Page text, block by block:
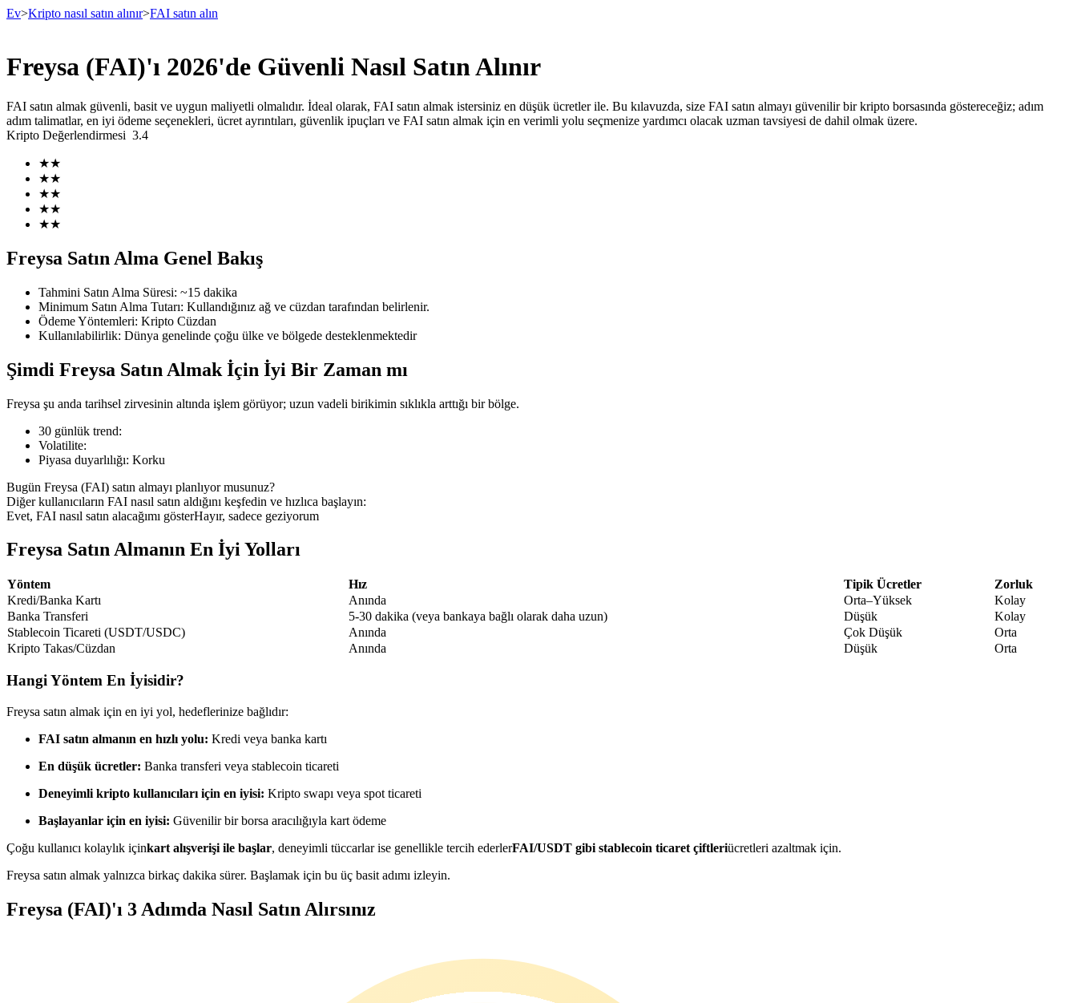
Vadeli İşlemler
Teminat olarak USDT kullanan vadeli işlemler
COIN-M Vadeli İşlemleri
Kripto Para Vadeli İşlemleri
TradFi
Hisse senetleri, döviz, değerli metaller ve emtia türevleri
USDC Vadeli İşlemleri
USDC'yi teminat olarak kullanan vadeli işlemler
Kopya Ticaret
Ev>Kripto nasıl satın alınır>FAI satın alın
Freysa (FAI)'ı 2026'de Güvenli Nasıl Satın Alınır
FAI satın almak güvenli, basit ve uygun maliyetli olmalıdır. İdeal olarak, FAI satın almak istersiniz en düşük ücretler ile. Bu kılavuzda, size FAI satın almayı güvenilir bir kripto borsasında göstereceğiz; adım
adım talimatlar, en iyi ödeme seçenekleri, ücret ayrıntıları, güvenlik ipuçları ve FAI satın almak için en verimli yolu seçmenize yardımcı olacak uzman tavsiyesi de dahil olmak üzere.
Kripto Değerlendirmesi 3.4
★★
★★
★★
★★
★★
Freysa Satın Alma Genel Bakış
Tahmini Satın Alma Süresi: ~15 dakika
Minimum Satın Alma Tutarı: Kullandığınız ağ ve cüzdan tarafından belirlenir.
Ödeme Yöntemleri: Kripto Cüzdan
Kullanılabilirlik: Dünya genelinde çoğu ülke ve bölgede desteklenmektedir
Şimdi Freysa Satın Almak İçin İyi Bir Zaman mı
Freysa şu anda tarihsel zirvesinin altında işlem görüyor; uzun vadeli birikimin sıklıkla arttığı bir bölge.
30 günlük trend:
Volatilite:
Piyasa duyarlılığı: Korku
Bugün Freysa (FAI) satın almayı planlıyor musunuz?
Diğer kullanıcıların FAI nasıl satın aldığını keşfedin ve hızlıca başlayın:
Evet, FAI nasıl satın alacağımı gösterHayır, sadece geziyorum
Freysa Satın Almanın En İyi Yolları
Yöntem Hız Tipik Ücretler
Zorluk
Kredi/Banka Kartı
Anında Orta–Yüksek
Kolay
Banka Transferi
5-30 dakika (veya bankaya bağlı olarak daha uzun) Düşük
Kolay
Stablecoin Ticareti (USDT/USDC)
Anında Çok Düşük
Orta
Kripto Takas/Cüzdan
Anında Düşük Orta
Hangi Yöntem En İyisidir?
Freysa satın almak için en iyi yol, hedeflerinize bağlıdır:
FAI satın almanın en hızlı yolu: Kredi veya banka kartı
En düşük ücretler: Banka transferi veya stablecoin ticareti
Deneyimli kripto kullanıcıları için en iyisi: Kripto swapı veya spot ticareti
Başlayanlar için en iyisi: Güvenilir bir borsa aracılığıyla kart ödeme
Çoğu kullanıcı kolaylık içinkart alışverişi ile başlar, deneyimli tüccarlar ise genellikle tercih ederlerFAI/USDT gibi stablecoin ticaret çiftleriücretleri azaltmak için.
Freysa satın almak yalnızca birkaç dakika sürer. Başlamak için bu üç basit adımı izleyin.
Freysa (FAI)'ı 3 Adımda Nasıl Satın Alırsınız